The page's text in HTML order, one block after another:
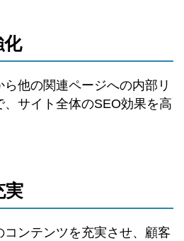
化
他の関連ページへの内部リ
、サイト全体のSEO効果を高
実
ンテンツを充実させ、顧客